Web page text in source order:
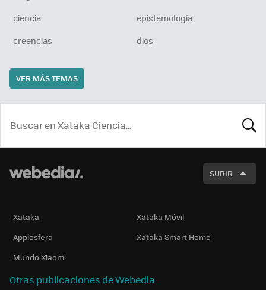
ciencia
epistemología
creencias
dios
VER MÁS TEMAS
SUBIR
Xataka
Xataka Móvil
Applesfera
Xataka Smart Home
Mundo Xiaomi
Otras publicaciones de Webedia